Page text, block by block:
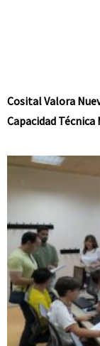
Cosital Valora
Capacidad